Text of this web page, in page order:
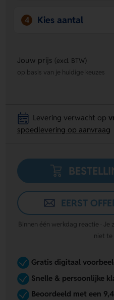
4 Kies aantal
Jouw prijs (excl. BTW)
op basis van je huidige keuzes
Levering verwacht op
spoedlevering op aanvraag
EERST
Binnen één werkdag reactie ·
niet te
Gratis digitaal
Snelle & persoonlijke
Beoordeeld met een 9,4